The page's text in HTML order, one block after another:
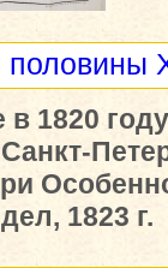
1820
1823 г.